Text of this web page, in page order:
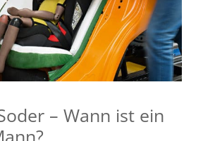
– Wann ist ein